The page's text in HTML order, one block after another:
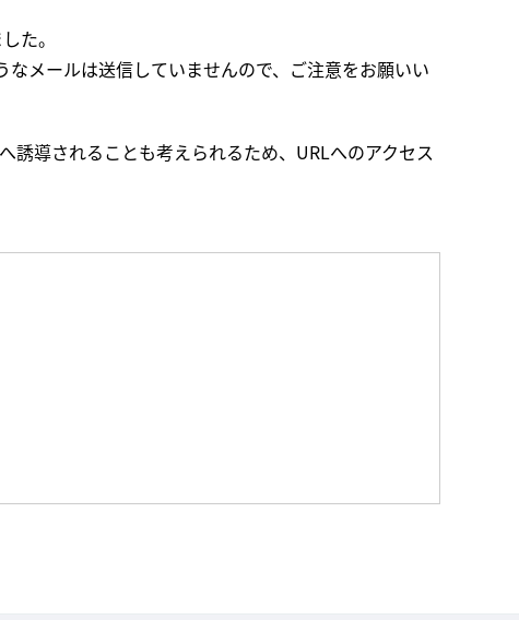
た。
メールは送信していませんので、ご注意をお願いい
誘導されることも考えられるため、URLへのアクセス